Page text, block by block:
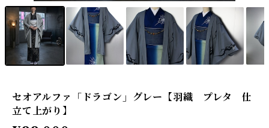
セオアルファ「ドラゴン」グレー【羽織 プレタ 仕
立て上がり】